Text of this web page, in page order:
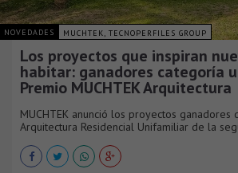
NOVEDADES MUCHTEK, TECNOPERFILES GROUP
Los proyectos que inspiran
habitar: ganadores categoría
Premio MUCHTEK Arquitectura
MUCHTEK anunció los proyectos ganadores
Arquitectura Residencial Unifamiliar de la